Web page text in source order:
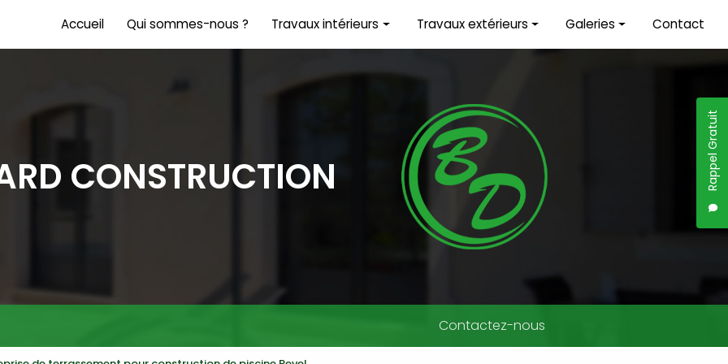
Rappel Gratuit
Accueil Qui sommes-nous ? Travaux intérieurs
Carrelage
Travaux extérieurs
Démolition
Piscine
Couverture
Galeries Contact
CONSTRUCTION
Contactez-nous